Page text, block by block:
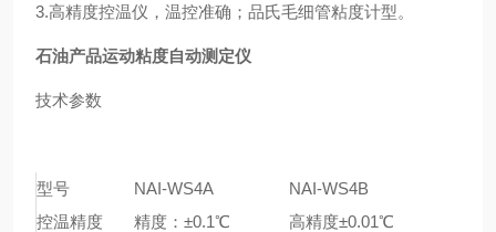
3.高精度控温仪，温控准确；品氏毛细管粘度计型。
石油产品运动粘度自动测定仪
技术参数
型号 NAI-WS4A
NAI-WS4B
控温精度
精度：±0.1℃ 高精度±0.01℃